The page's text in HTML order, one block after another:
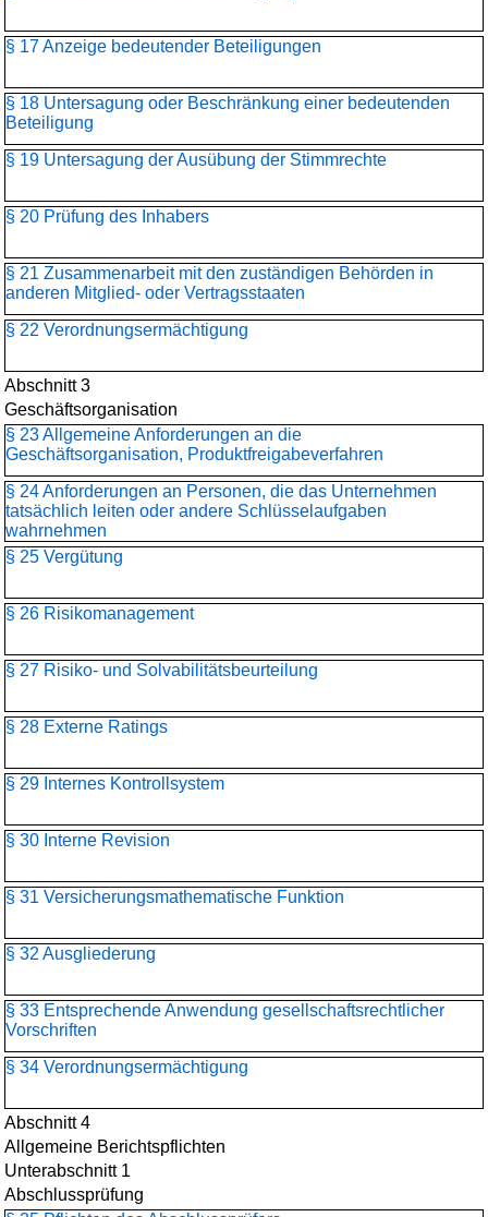
§ 17 Anzeige bedeutender Beteiligungen
§ 18 Untersagung oder Beschränkung einer bedeutenden
Beteiligung
§ 19 Untersagung der Ausübung der Stimmrechte
§ 20 Prüfung des Inhabers
§ 21 Zusammenarbeit mit den zuständigen Behörden in
anderen Mitglied- oder Vertragsstaaten
§ 22 Verordnungsermächtigung
Abschnitt 3
Geschäftsorganisation
§ 23 Allgemeine Anforderungen an die
Geschäftsorganisation, Produktfreigabeverfahren
§ 24 Anforderungen an Personen, die das Unternehmen
tatsächlich leiten oder andere Schlüsselaufgaben
wahrnehmen
§ 25 Vergütung
§ 26 Risikomanagement
§ 27 Risiko- und Solvabilitätsbeurteilung
§ 28 Externe Ratings
§ 29 Internes Kontrollsystem
§ 30 Interne Revision
§ 31 Versicherungsmathematische Funktion
§ 32 Ausgliederung
§ 33 Entsprechende Anwendung gesellschaftsrechtlicher
Vorschriften
§ 34 Verordnungsermächtigung
Abschnitt 4
Allgemeine Berichtspflichten
Unterabschnitt 1
Abschlussprüfung